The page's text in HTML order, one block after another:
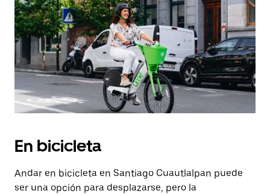
En bicicleta
Andar en bicicleta en Santiago Cuautlalpan puede
ser una opción para desplazarse, pero la